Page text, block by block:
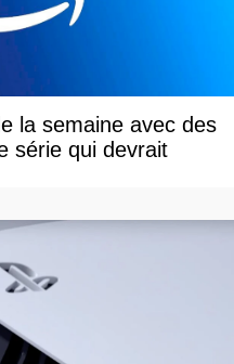
la semaine avec des
série qui devrait